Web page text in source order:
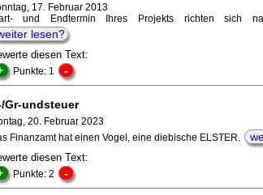
17. Februar 2013
und Endtermin Ihres Projekts richten sich
lesen?
diesen Text:
Punkte: 1 -
Gr-undsteuer
20. Februar 2023
Finanzamt hat einen Vogel, eine diebische ELSTER.
diesen Text:
Punkte: 2 -